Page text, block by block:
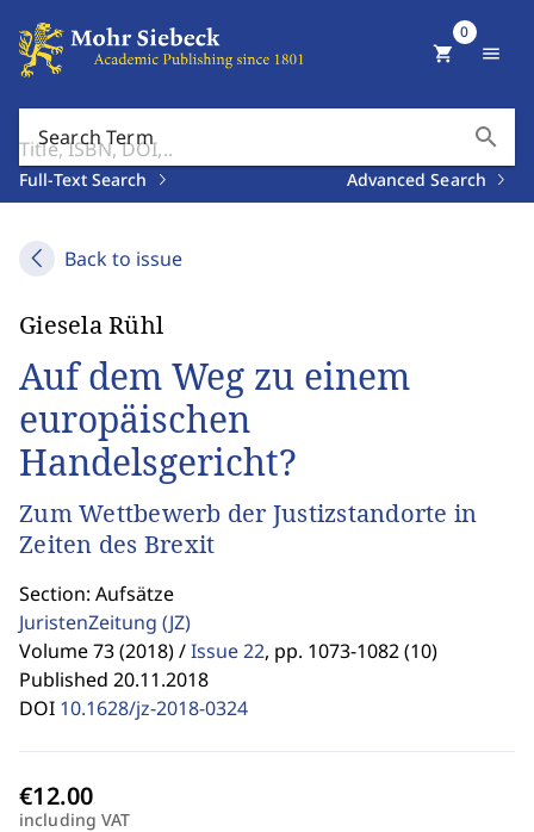
Search Term search
Full-Text Search Advanced Search
shopping_cart
0
menu
Back to issue
Giesela Rühl
Auf dem Weg zu einem
europäischen
Handelsgericht?
Zum Wettbewerb der Justizstandorte in
Zeiten des Brexit
Section: Aufsätze
JuristenZeitung (JZ)
Volume 73 (2018) /Issue 22, pp. 1073-1082 (10)
Published 20.11.2018
DOI 10.1628/jz-2018-0324
including VAT